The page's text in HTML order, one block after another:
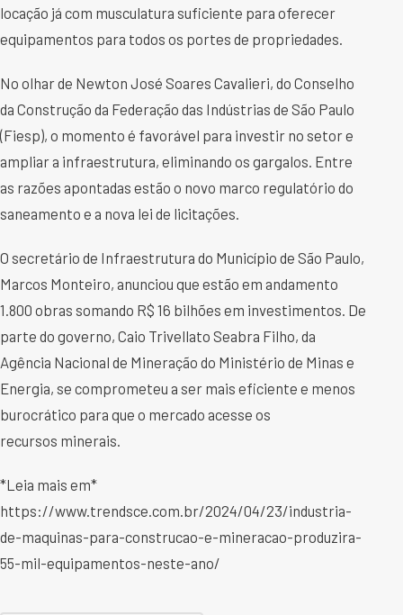
locação já com musculatura suficiente para oferecer
equipamentos para todos os portes de propriedades.
No olhar de Newton José Soares Cavalieri, do Conselho
da Construção da Federação das Indústrias de São Paulo
(Fiesp), o momento é favorável para investir no setor e
ampliar a infraestrutura, eliminando os gargalos. Entre
as razões apontadas estão o novo marco regulatório do
saneamento e a nova lei de licitações.
O secretário de Infraestrutura do Município de São Paulo,
Marcos Monteiro, anunciou que estão em andamento
1.800 obras somando R$ 16 bilhões em investimentos. De
parte do governo, Caio Trivellato Seabra Filho, da
Agência Nacional de Mineração do Ministério de Minas e
Energia, se comprometeu a ser mais eficiente e menos
burocrático para que o mercado acesse os
recursos minerais.
*Leia mais em*
https://www.trendsce.com.br/2024/04/23/industria-
de-maquinas-para-construcao-e-mineracao-produzira-
55-mil-equipamentos-neste-ano/